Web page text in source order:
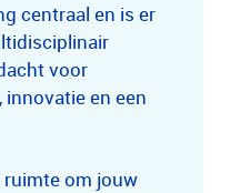
centraal en is er
voor
en een
ruimte om jouw